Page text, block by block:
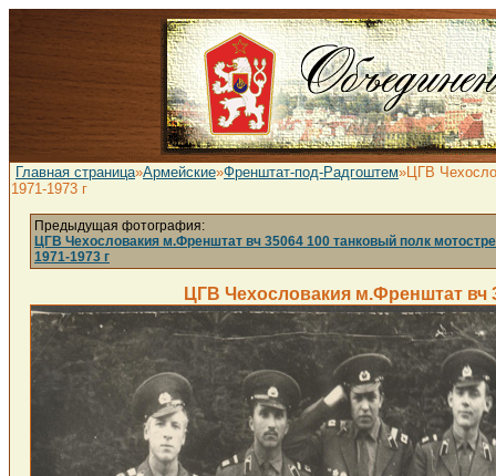
Главная страница»Армейские»Френштат-под-Радгоштем»ЦГВ
1971-1973 г
Предыдущая фотография:
ЦГВ Чехословакия м.Френштат вч 35064 100 танковый полк
1971-1973 г
ЦГВ Чехословакия м.Френштат вч